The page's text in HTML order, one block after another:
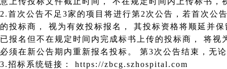
2.首次公告不足3家的项目将进行第2次公告，若首次公
的投标商， 视为有效投标报名， 其投标资格将顺延并保留其标书文件直至下一次公告。 若首次公告
已报名但不在规定时间内完成标书上传的投标商， 将视为无效报名， 该投标商
必须在新公告期内重新报名投标。 第3次公告结束，无
3.招标系统链接： https://zbcg.szhospital.com